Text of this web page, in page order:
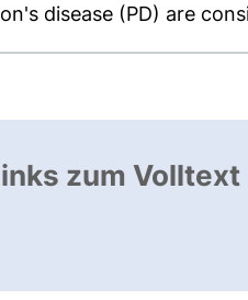
disease (PD) are
zum Volltext
Link, öffnet neues